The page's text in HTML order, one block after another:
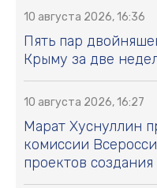
10 августа 2026, 16:36
Пять пар
Крыму за две
10 августа 2026, 16:27
Марат Хуснуллин
комиссии
проектов